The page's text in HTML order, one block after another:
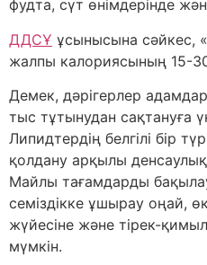
фудта, сүт өнімдерінде
ДДСҰ ұсынысына сәйкес,
жалпы калориясының 15-
Демек, дәрігерлер
тыс тұтынудан сақтануға
Липидтердің белгілі бір
қолдану арқылы
Майлы тағамдарды
семіздікке ұшырау оңай,
жүйесіне және тірек-
мүмкін.